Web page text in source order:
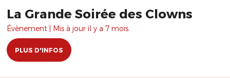
La Grande Soirée des Clowns
Évènement | Mis à jour il y a 7 mois.
PLUS D'INFOS